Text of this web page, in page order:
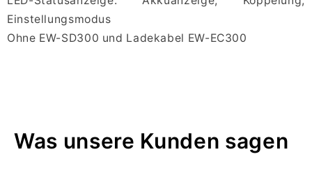
Einstellungsmodus
Ohne EW-SD300 und Ladekabel EW-EC300
Was unsere Kunden sagen